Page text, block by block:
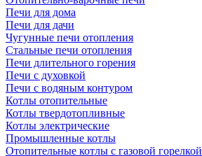
Печи для дома
Печи для дачи
Чугунные печи отопления
Стальные печи отопления
Печи длительного горения
Печи с духовкой
Печи с водяным контуром
Котлы отопительные
Котлы твердотопливные
Котлы электрические
Промышленные котлы
Отопительные котлы с газовой горелкой